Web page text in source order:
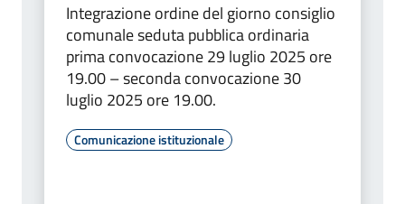
Integrazione ordine del giorno consiglio
comunale seduta pubblica ordinaria
prima convocazione 29 luglio 2025 ore
19.00 – seconda convocazione 30
luglio 2025 ore 19.00.
Comunicazione istituzionale